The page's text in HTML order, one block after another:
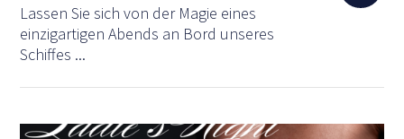
Lassen Sie sich von der Magie eines
einzigartigen Abends an Bord unseres
Schiffes ...